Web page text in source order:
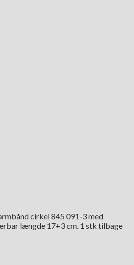
cirkel 845 091-3 med
længde 17+3 cm. 1 stk tilbage